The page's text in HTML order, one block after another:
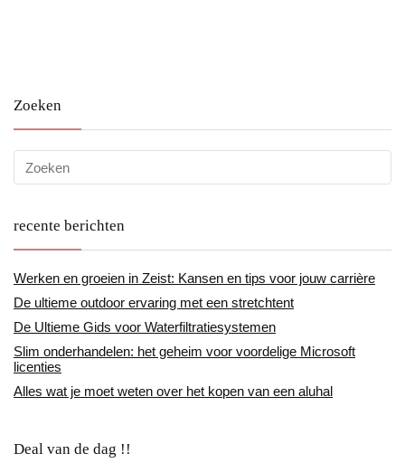
Zoeken
recente berichten
Werken en groeien in Zeist: Kansen en tips voor jouw carrière
De ultieme outdoor ervaring met een stretchtent
De Ultieme Gids voor Waterfiltratiesystemen
Slim onderhandelen: het geheim voor voordelige Microsoft
licenties
Alles wat je moet weten over het kopen van een aluhal
Deal van de dag !!